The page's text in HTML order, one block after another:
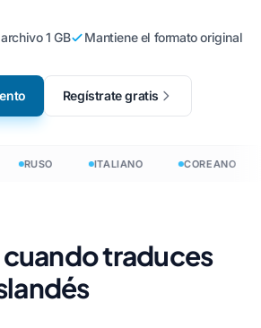
1 GB Mantiene el formato original
Regístrate gratis
RUSO ITALIANO COREANO
cuando traduces